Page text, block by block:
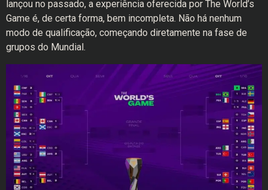
lançou no passado, a experiência oferecida por The World’s
Game é, de certa forma, bem incompleta. Não há nenhum
modo de qualificação, começando diretamente na fase de
grupos do Mundial.